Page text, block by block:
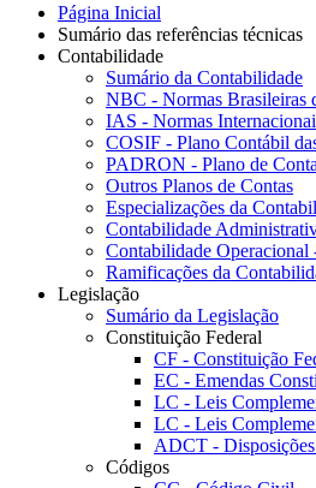
Página Inicial
Sumário das referências técnicas
Contabilidade
Sumário da Contabilidade
NBC - Normas Brasileiras
IAS - Normas
COSIF - Plano Contábil
PADRON - Plano de
Outros Planos de Contas
Especializações da
Contabilidade
Contabilidade Operacional
Ramificações da
Legislação
Sumário da Legislação
Constituição Federal
CF - Constituição
EC - Emendas
LC - Leis
LC - Leis
ADCT -
Códigos